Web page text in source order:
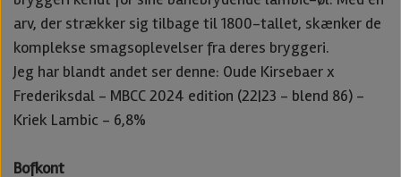
arv, der strækker sig tilbage til 1800-tallet, skænker de
komplekse smagsoplevelser fra deres bryggeri.
Jeg har blandt andet ser denne: Oude Kirsebaer x
Frederiksdal - MBCC 2024 edition (22|23 - blend 86) -
Kriek Lambic - 6,8%
Bofkont